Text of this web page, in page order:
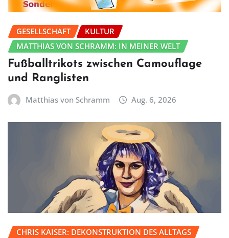
GESELLSCHAFT
KULTUR
MATTHIAS VON SCHRAMM: IN MEINER WELT
Fußballtrikots zwischen Camouflage
und Ranglisten
Matthias von Schramm Aug. 6, 2026
CHRIS KAISER: DEKONSTRUKTION DES ALLTAGS